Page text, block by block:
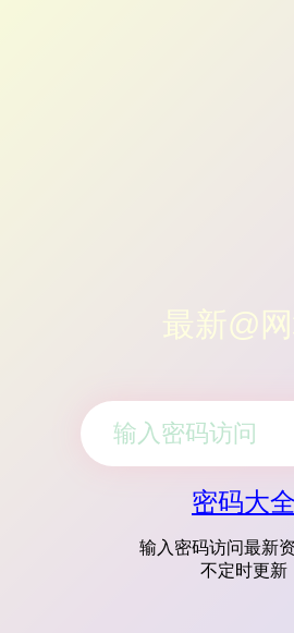
最新@
密码大全
输入密码访问最新
不定时更新